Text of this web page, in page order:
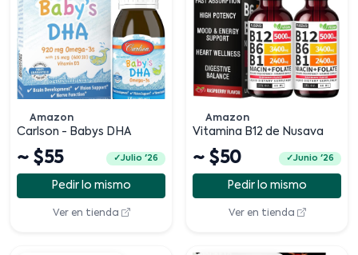
Amazon
Carlson - Babys DHA
~ $55 Julio '26
Pedir lo mismo
Ver en tienda
Amazon
Vitamina B12 de Nusava
~ $50 Junio '26
Pedir lo mismo
Ver en tienda